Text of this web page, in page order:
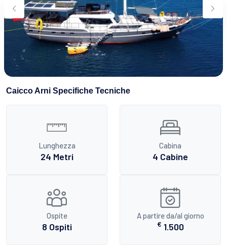
Caicco Arni Specifiche Tecniche
Lunghezza
24 Metri
Cabina
4 Cabine
Ospite
8 Ospiti
A partire da/al giorno
€ 1.500